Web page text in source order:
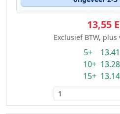
13,55
Exclusief BTW,
5+ 13.41
10+
15+